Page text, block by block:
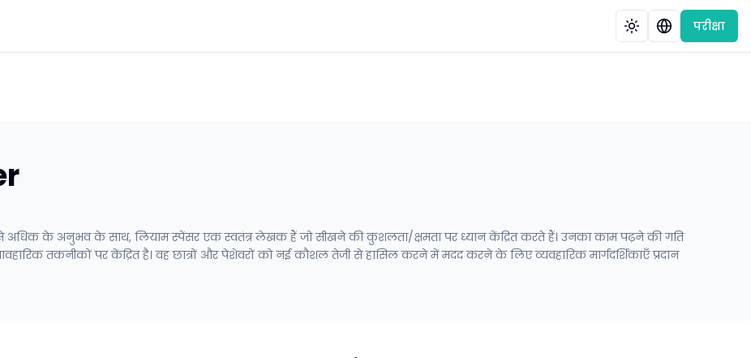
परीक्षा
से अधिक के अनुभव के साथ, लियाम स्पेंसर एक स्वतंत्र लेखक हैं जो सीखने की कुशलता/क्षमता पर ध्यान केंद्रित करते हैं। उनका काम पढ़ने की गति
तकनीकों पर केंद्रित है। वह छात्रों और पेशेवरों को नई कौशल तेजी से हासिल करने में मदद करने के लिए व्यवहारिक मार्गदर्शिकाएँ प्रदान